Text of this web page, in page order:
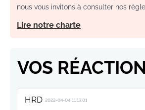
nous vous invitons à consulter nos
Lire notre charte
VOS
HRD 2022-04-04 11:13:01